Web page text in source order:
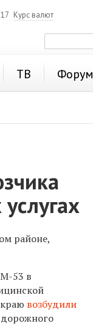
Курс валют
ТВ Форум
районе,
53 в
возбудили